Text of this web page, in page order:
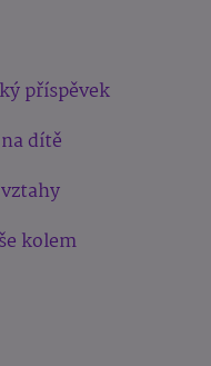
příspěvek
dítě
kolem